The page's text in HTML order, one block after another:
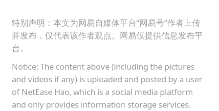
如何把百年大党建设得更加坚强有力？
特别声明：本文为网易自媒体平台“网易号”作者上传
并发布，仅代表该作者观点。网易仅提供信息发布平
台。
Notice: The content above (including the pictures
and videos if any) is uploaded and posted by a user
of NetEase Hao, which is a social media platform
and only provides information storage services.